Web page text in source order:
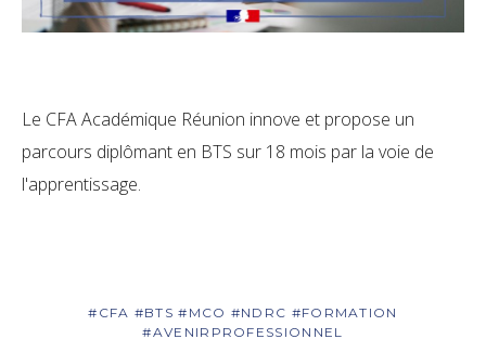
Le CFA Académique Réunion innove et propose un
parcours diplômant en BTS sur 18 mois par la voie de
l'apprentissage.
#CFA #BTS #MCO #NDRC #FORMATION
#AVENIRPROFESSIONNEL